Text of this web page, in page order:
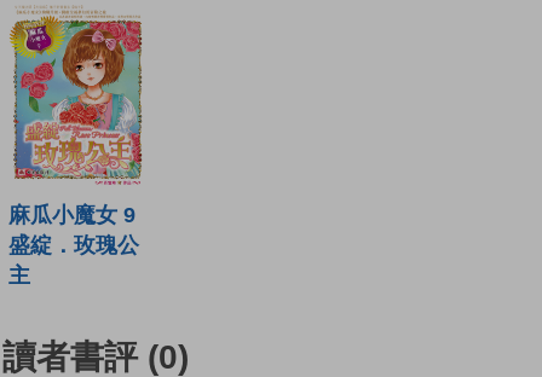
麻瓜小魔女 9
盛綻．玫瑰公
主
讀者書評 (0)